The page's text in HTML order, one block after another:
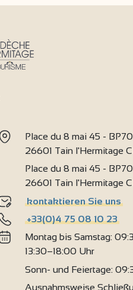
Place du 8 mai 45 -
26601 Tain l'Hermitage
Place du 8 mai 45 -
26601 Tain l'Hermitage
kontaktieren Sie uns
+33(0)4 75 08 10 23
Montag bis Samstag:
13:30–18:00 Uhr
Sonn- und Feiertage:
Ausnahmsweise